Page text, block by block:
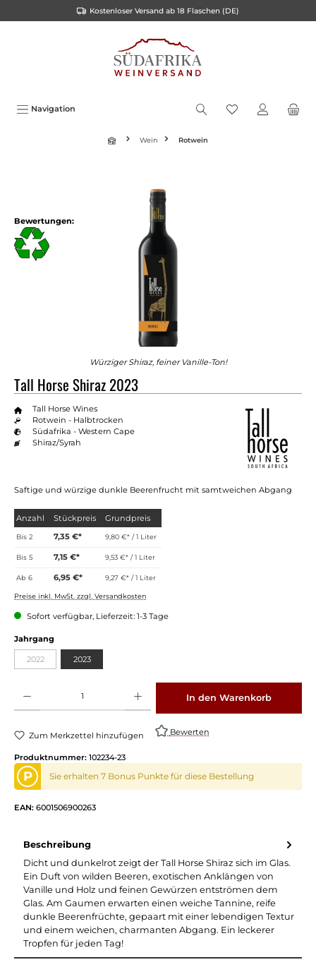
Kostenloser Versand ab 18 Flaschen (DE)
Navigation
Wein Rotwein
Bewertungen:
Würziger Shiraz, feiner Vanille-Ton!
Tall Horse Shiraz 2023
Tall Horse Wines
Rotwein - Halbtrocken
Südafrika - Western Cape
Shiraz/Syrah
Saftige und würzige dunkle Beerenfrucht mit samtweichen Abgang
Anzahl Stückpreis Grundpreis
Bis2 7,35 €* 9,80 €* / 1 Liter
Bis5 7,15 €* 9,53 €* / 1 Liter
Ab6 6,95 €* 9,27 €* / 1 Liter
Preise inkl. MwSt. zzgl. Versandkosten
Sofort verfügbar, Lieferzeit: 1-3 Tage
Jahrgang
2022 2023
In den Warenkorb
Zum Merkzettel hinzufügen Bewerten
Produktnummer: 102234-23
P Sie erhalten 7 Bonus Punkte für diese Bestellung
EAN: 6001506900263
Beschreibung
Dicht und dunkelrot zeigt der Tall Horse Shiraz sich im Glas.
Ein Duft von wilden Beeren, exotischen Anklängen von
Vanille und Holz und feinen Gewürzen entströmen dem
Glas. Am Gaumen erwarten einen weiche Tannine, reife
dunkle Beerenfrüchte, gepaart mit einer lebendigen Textur
und einem weichen, charmanten Abgang. Ein leckerer
Tropfen für jeden Tag!